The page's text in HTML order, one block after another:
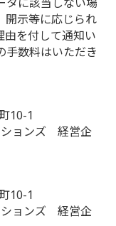
開示等に応じられ
由を付して通知い
手数料はいただき
10-1
ションズ 経営企
10-1
ションズ 経営企